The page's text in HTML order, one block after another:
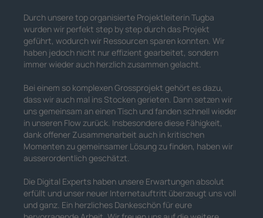
Durch unsere top organisierte Projektleiterin Tugba
wurden wir perfekt step by step durch das Projekt
geführt, wodurch wir Ressourcen sparen konnten. Wir
haben jedoch nicht nur effizient gearbeitet, sondern
immer wieder auch herzlich zusammen gelacht.
Bei einem so komplexen Grossprojekt gehört es dazu,
dass wir auch mal ins Stocken gerieten. Dann setzen wir
uns gemeinsam an einen Tisch und fanden schnell wieder
in unseren Flow zurück. Insbesondere diese Fähigkeit,
dank offener Zusammenarbeit auch in kritischen
Momenten zu gemeinsamer Lösung zu finden, haben wir
ausserordentlich geschätzt.
Die Digital Experts haben unsere Erwartungen absolut
erfüllt und unser neuer Internetauftritt überzeugt uns voll
und ganz. Ein herzliches Dankeschön für eure